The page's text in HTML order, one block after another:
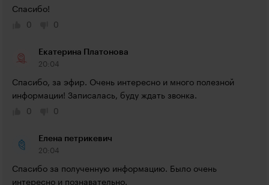
Спасибо!
0
0
Екатерина Платонова
20:04
Спасибо, за эфир. Очень интересно и много полезной
информации! Записалась, буду ждать звонка.
0
0
Елена петрикевич
20:04
Спасибо за полученную информацию. Было очень
интересно и познавательно.